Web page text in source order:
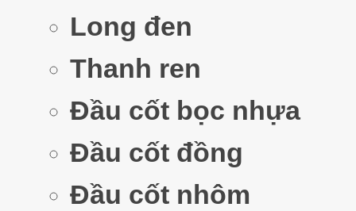
Long đen
Thanh ren
Đầu cốt bọc nhựa
Đầu cốt đồng
Đầu cốt nhôm